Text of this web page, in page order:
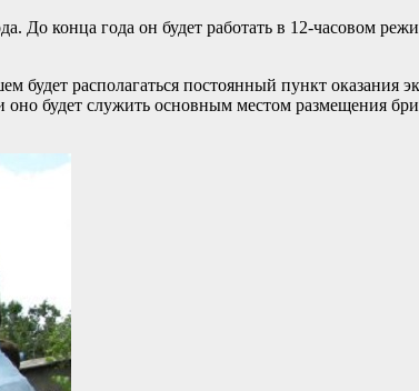
конца года он будет работать в 12-часовом
будет располагаться постоянный пункт
будет служить основным местом размещения